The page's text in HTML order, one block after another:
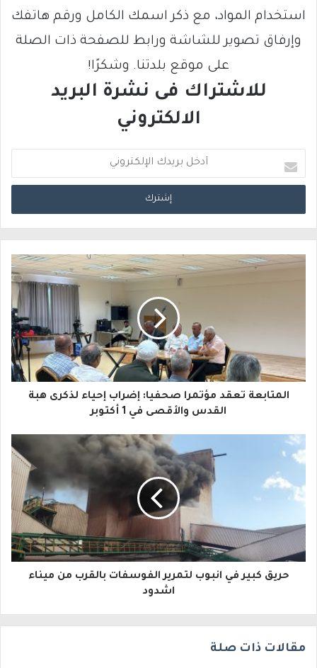
استخدام المواد، مع ذكر اسمك الكامل ورقم هاتفك
وإرفاق تصوير للشاشة ورابط للصفحة ذات الصلة
على موقع بلدتنا. وشكرًا!
للاشتراك فى نشرة البريد
الالكتروني
د
خ
ب
ك
ا
إ
ك
ر
و
المتابعة تعقد مؤتمرا صحفيا: إضراب إحياء لذكرى هبة
القدس والأقصى في 1 أكتوبر
حريق كبير في انبوب لتمرير الفوسفات بالقرب من ميناء
اشدود
مقالات ذات صلة